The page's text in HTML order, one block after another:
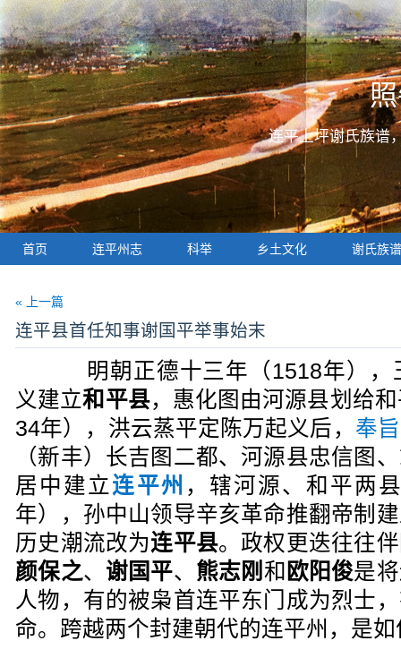
连平上坪谢氏族谱
首页 连平州志 科举 乡土文化 谢氏族谱
« 上一篇
连平县首任知事谢国平举事始末
明朝正德十三年（1518年），
义建立和平县，惠化图由河源县划给
34年），洪云蒸平定陈万起义后， 奉旨
（新丰）长吉图二都、河源县忠信图
居中建立连平州 ，辖河源、和平两
年），孙中山领导辛亥革命推翻帝制
历史潮流改为连平县。政权更迭往往
颜保之、 谢国平、 熊志刚 和 欧阳俊是
人物，有的被枭首连平东门成为烈士
命。跨越两个封建朝代的连平州，是